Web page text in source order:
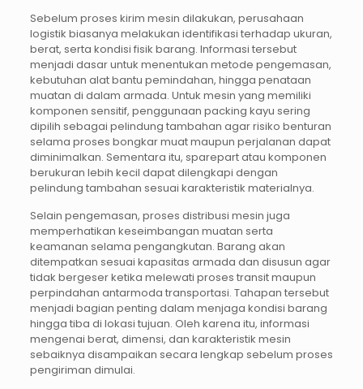
Sebelum proses kirim mesin dilakukan, perusahaan
logistik biasanya melakukan identifikasi terhadap ukuran,
berat, serta kondisi fisik barang. Informasi tersebut
menjadi dasar untuk menentukan metode pengemasan,
kebutuhan alat bantu pemindahan, hingga penataan
muatan di dalam armada. Untuk mesin yang memiliki
komponen sensitif, penggunaan packing kayu sering
dipilih sebagai pelindung tambahan agar risiko benturan
selama proses bongkar muat maupun perjalanan dapat
diminimalkan. Sementara itu, sparepart atau komponen
berukuran lebih kecil dapat dilengkapi dengan
pelindung tambahan sesuai karakteristik materialnya.
Selain pengemasan, proses distribusi mesin juga
memperhatikan keseimbangan muatan serta
keamanan selama pengangkutan. Barang akan
ditempatkan sesuai kapasitas armada dan disusun agar
tidak bergeser ketika melewati proses transit maupun
perpindahan antarmoda transportasi. Tahapan tersebut
menjadi bagian penting dalam menjaga kondisi barang
hingga tiba di lokasi tujuan. Oleh karena itu, informasi
mengenai berat, dimensi, dan karakteristik mesin
sebaiknya disampaikan secara lengkap sebelum proses
pengiriman dimulai.